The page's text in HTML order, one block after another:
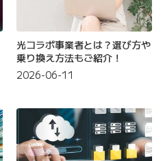
光コラボ事業者とは？選び方や
乗り換え方法もご紹介！
2026-06-11